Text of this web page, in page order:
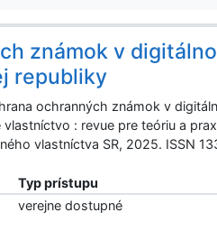
známok v
republiky
ochranných známok v
: revue pre teóriu a
vlastníctva SR, 2025. ISSN
Typ prístupu
verejne dostupné